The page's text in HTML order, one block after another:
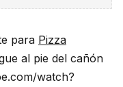
para Pizza
al pie del cañón
watch?